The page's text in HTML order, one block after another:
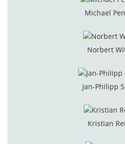
Michael
Norbert
Jan-Philipp
Kristian